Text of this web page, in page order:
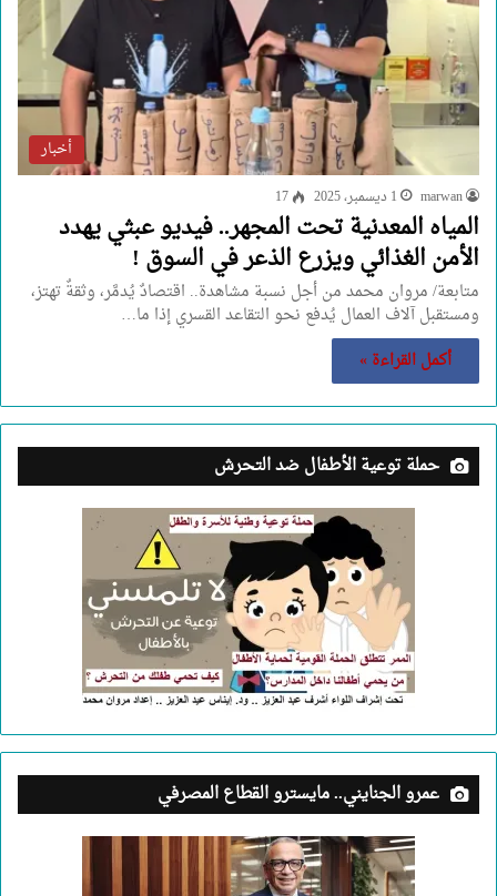
أخبار
marwan 1 ديسمبر، 2025 17
المياه المعدنية تحت المجهر.. فيديو عبثي يهدد
الأمن الغذائي ويزرع الذعر في السوق !
متابعة/ مروان محمد من أجل نسبة مشاهدة.. اقتصادٌ يُدمَّر، وثقةٌ تهتز،
ومستقبل آلاف العمال يُدفع نحو التقاعد القسري إذا ما…
أكمل القراءة »
حملة توعية الأطفال ضد التحرش
عمرو الجنايني.. مايسترو القطاع المصرفي